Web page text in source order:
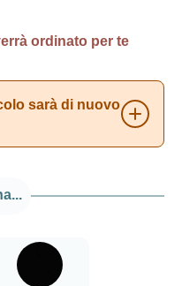
ordinato per te
sarà di nuovo
Camo###LensCoat
nero